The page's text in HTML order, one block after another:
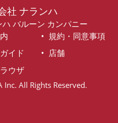
社 ナランハ
ハ バルーン カンパニー
規約・同意事項
イド
店舗
ウザ
All Rights Reserved.